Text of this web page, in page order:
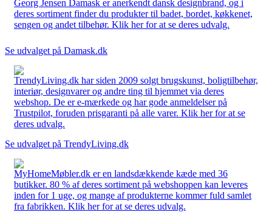
Georg Jensen Damask er anerkendt dansk designbrand, og i
deres sortiment finder du produkter til badet, bordet, køkkenet,
sengen og andet tilbehør. Klik her for at se deres udvalg.
Se udvalget på Damask.dk
TrendyLiving.dk har siden 2009 solgt brugskunst, boligtilbehør,
interiør, designvarer og andre ting til hjemmet via deres
webshop. De er e-mærkede og har gode anmeldelser på
Trustpilot, foruden prisgaranti på alle varer. Klik her for at se
deres udvalg.
Se udvalget på TrendyLiving.dk
MyHomeMøbler.dk er en landsdækkende kæde med 36
butikker. 80 % af deres sortiment på webshoppen kan leveres
inden for 1 uge, og mange af produkterne kommer fuld samlet
fra fabrikken. Klik her for at se deres udvalg.